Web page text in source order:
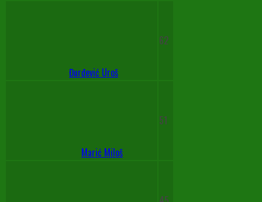
Đurđević Uroš
62
Marić Miloš
51